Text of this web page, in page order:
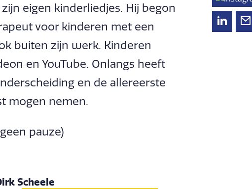
eigen kinderliedjes. Hij begon
voor kinderen met een
buiten zijn werk. Kinderen
en YouTube. Onlangs heeft
en de allereerste
mogen nemen.
pauze)
Scheele